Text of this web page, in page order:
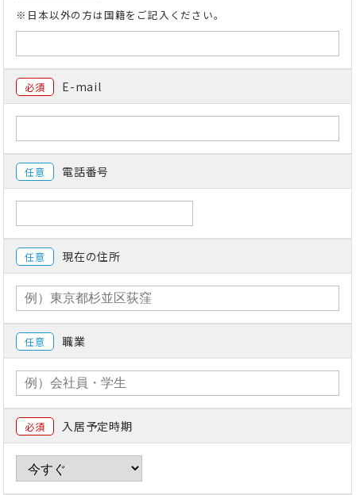
※日本以外の方は国籍をご記入ください。
必須 E-mail
任意 電話番号
任意 現在の住所
任意 職業
必須 入居予定時期